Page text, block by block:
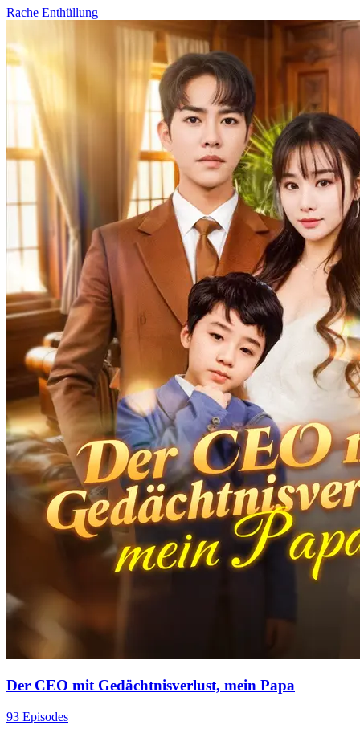
Rache Enthüllung
Der CEO mit Gedächtnisverlust, mein Papa
93 Episodes